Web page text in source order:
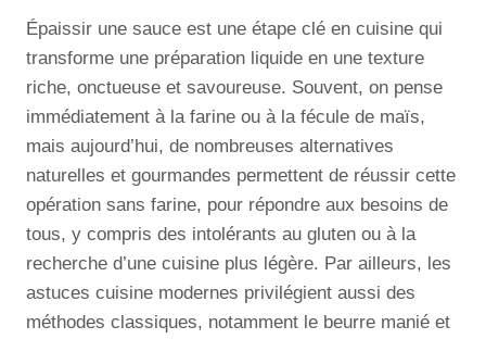
Épaissir une sauce est une étape clé en cuisine qui
transforme une préparation liquide en une texture
riche, onctueuse et savoureuse. Souvent, on pense
immédiatement à la farine ou à la fécule de maïs,
mais aujourd’hui, de nombreuses alternatives
naturelles et gourmandes permettent de réussir cette
opération sans farine, pour répondre aux besoins de
tous, y compris des intolérants au gluten ou à la
recherche d’une cuisine plus légère. Par ailleurs, les
astuces cuisine modernes privilégient aussi des
méthodes classiques, notamment le beurre manié et